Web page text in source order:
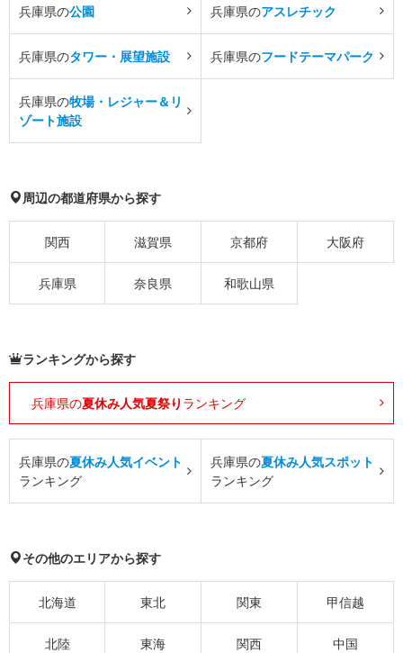
兵庫県の公園 兵庫県のアスレチック
兵庫県のタワー・展望施設 兵庫県のフードテーマパーク
兵庫県の牧場・レジャー＆リ
ゾート施設
周辺の都道府県から探す
関西 滋賀県 京都府 大阪府
兵庫県 奈良県 和歌山県
ランキングから探す
兵庫県の夏休み人気夏祭り ランキング
兵庫県の夏休み人気イベント
ランキング
兵庫県の夏休み人気スポット
ランキング
その他のエリアから探す
北海道 東北 関東 甲信越
北陸 東海 関西 中国